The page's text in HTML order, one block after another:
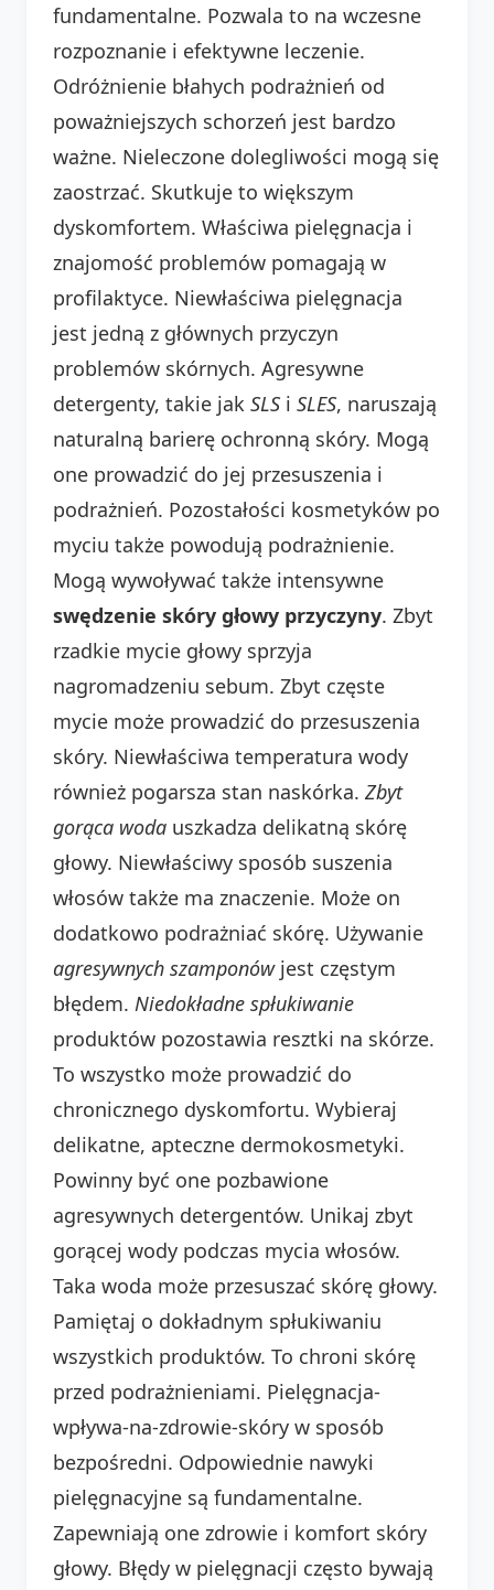
fundamentalne. Pozwala to na wczesne
rozpoznanie i efektywne leczenie.
Odróżnienie błahych podrażnień od
poważniejszych schorzeń jest bardzo
ważne. Nieleczone dolegliwości mogą się
zaostrzać. Skutkuje to większym
dyskomfortem. Właściwa pielęgnacja i
znajomość problemów pomagają w
profilaktyce. Niewłaściwa pielęgnacja
jest jedną z głównych przyczyn
problemów skórnych. Agresywne
detergenty, takie jak SLS i SLES, naruszają
naturalną barierę ochronną skóry. Mogą
one prowadzić do jej przesuszenia i
podrażnień. Pozostałości kosmetyków po
myciu także powodują podrażnienie.
Mogą wywoływać także intensywne
swędzenie skóry głowy przyczyny. Zbyt
rzadkie mycie głowy sprzyja
nagromadzeniu sebum. Zbyt częste
mycie może prowadzić do przesuszenia
skóry. Niewłaściwa temperatura wody
również pogarsza stan naskórka. Zbyt
gorąca woda uszkadza delikatną skórę
głowy. Niewłaściwy sposób suszenia
włosów także ma znaczenie. Może on
dodatkowo podrażniać skórę. Używanie
agresywnych szamponówjest częstym
błędem. Niedokładne spłukiwanie
produktów pozostawia resztki na skórze.
To wszystko może prowadzić do
chronicznego dyskomfortu. Wybieraj
delikatne, apteczne dermokosmetyki.
Powinny być one pozbawione
agresywnych detergentów. Unikaj zbyt
gorącej wody podczas mycia włosów.
Taka woda może przesuszać skórę głowy.
Pamiętaj o dokładnym spłukiwaniu
wszystkich produktów. To chroni skórę
przed podrażnieniami. Pielęgnacja-
wpływa-na-zdrowie-skóry w sposób
bezpośredni. Odpowiednie nawyki
pielęgnacyjne są fundamentalne.
Zapewniają one zdrowie i komfort skóry
głowy. Błędy w pielęgnacji często bywają